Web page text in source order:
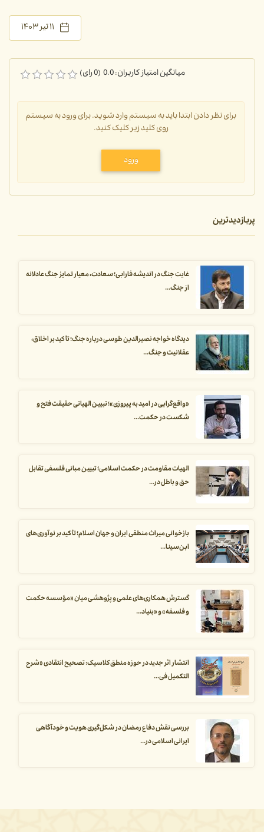
۱۱ تیر ۱۴۰۳
میانگین امتیاز کاربران: 0.0 (0 رای)
برای نظر دادن ابتدا باید به سیستم وارد شوید. برای ورود به سیستم
روی کلید زیر کلیک کنید.
ورود
پربازدیدترین
غایت جنگ در اندیشه فارابی؛ سعادت، معیار تمایز جنگ عادلانه
از جنگ...
دیدگاه خواجه نصیرالدین طوسی درباره جنگ؛ تأکید بر اخلاق،
عقلانیت و جنگ...
«واقع‌گرایی در امید به پیروزی»؛ تبیین الهیاتی حقیقت فتح و
شکست در حکمت...
الهیات مقاومت در حکمت اسلامی؛ تبیین مبانی فلسفی تقابل
حق و باطل در...
بازخوانی میراث منطقی ایران و جهان اسلام؛ تأکید بر نوآوری‌های
ابن‌سینا...
گسترش همکاری‌های علمی و پژوهشی میان «مؤسسه حکمت
و فلسفه» و «بنیاد...
انتشار اثر جدید در حوزه منطق کلاسیک: تصحیح انتقادی «شرح
التکمیل فی...
بررسی نقش دفاع رمضان در شکل‌گیری هویت و خودآگاهی
ایرانی اسلامی در...